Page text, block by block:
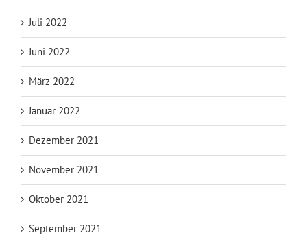
Juli 2022
Juni 2022
März 2022
Januar 2022
Dezember 2021
November 2021
Oktober 2021
September 2021